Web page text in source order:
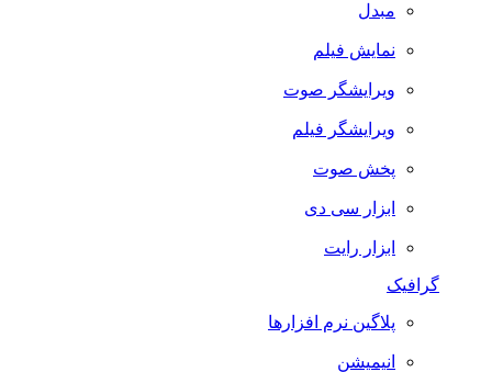
مبدل
نمایش فیلم
ویرایشگر صوت
ویرایشگر فیلم
پخش صوت
ابزار سی دی
ابزار رایت
گرافیک
پلاگین نرم افزارها
انیمیشن